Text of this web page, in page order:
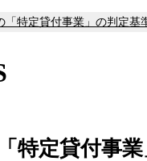
「特定貸付事業」の判定基
特定貸付事